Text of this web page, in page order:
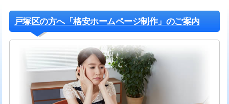
戸塚区の方へ「格安ホームページ制作」のご案内